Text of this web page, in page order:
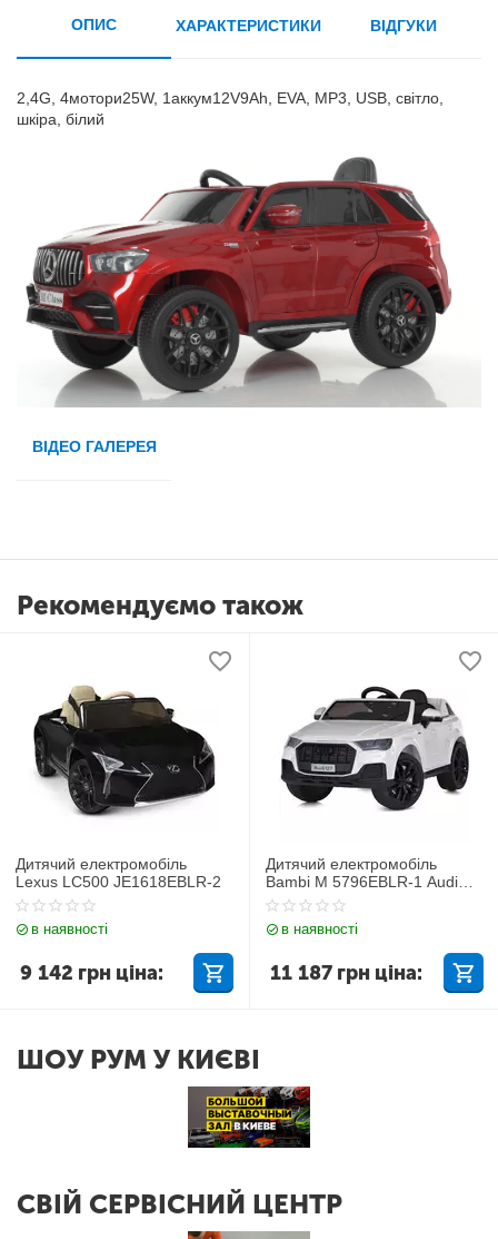
ОПИС
2,4G, 4мотори25W, 1аккум12V9Ah, EVA, MP3, USB, світло,
шкіра, білий
ХАРАКТЕРИСТИКИ ВІДГУКИ
ВІДЕО ГАЛЕРЕЯ
Рекомендуємо також
Дитячий електромобіль
Lexus LC500 JE1618EBLR-2
в наявності
9 142 грн ціна:
Дитячий електромобіль
Bambi M 5796EBLR-1 Audi
Q7
в наявності
11 187 грн ціна:
ШОУ РУМ У КИЄВІ
СВІЙ СЕРВІСНИЙ ЦЕНТР